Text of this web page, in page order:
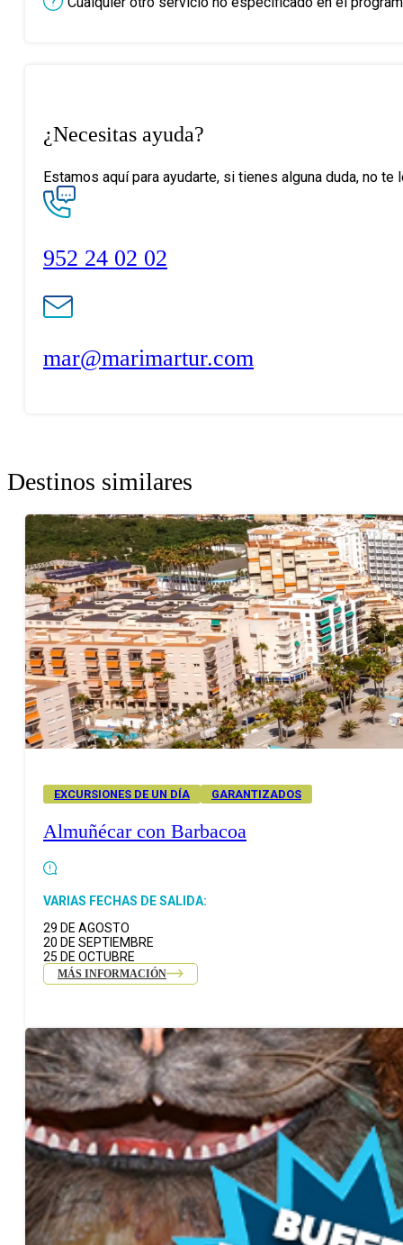
¿Necesitas ayuda?
Estamos aquí para ayudarte, si tienes alguna duda, no te
952 24 02 02
mar@marimartur.com
Destinos similares
EXCURSIONES DE UN DÍA GARANTIZADOS
Almuñécar con Barbacoa
VARIAS FECHAS DE SALIDA:
29 DE AGOSTO
20 DE SEPTIEMBRE
25 DE OCTUBRE
MÁS INFORMACIÓN